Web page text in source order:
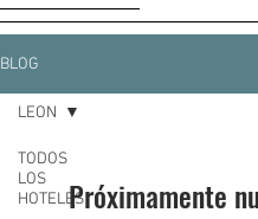
BLOG
TODOS
LOS
HOTELES
LEON
Próximamente